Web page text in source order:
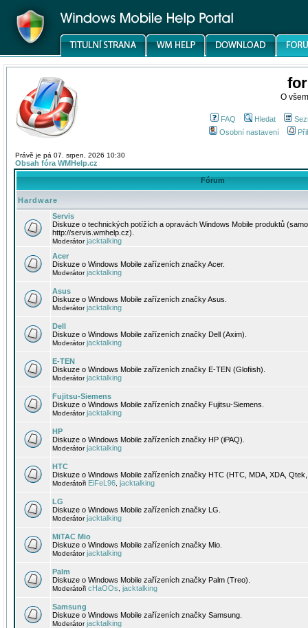
O
FAQ Hledat
Osobní nastavení
Právě je pá 07. srpen, 2026 10:30
Obsah fóra WMHelp.cz
Fórum
Hardware
Servis
Diskuze o technických potížích a opravách Windows Mobile produktů
http://servis.wmhelp.cz).
Moderátorjacktalking
Acer
Diskuze o Windows Mobile zařízeních značky Acer.
Moderátorjacktalking
Asus
Diskuze o Windows Mobile zařízeních značky Asus.
Moderátorjacktalking
Dell
Diskuze o Windows Mobile zařízeních značky Dell (Axim).
Moderátorjacktalking
E-TEN
Diskuze o Windows Mobile zařízeních značky E-TEN (Glofiish).
Moderátorjacktalking
Fujitsu-Siemens
Diskuze o Windows Mobile zařízeních značky Fujitsu-Siemens.
Moderátorjacktalking
HP
Diskuze o Windows Mobile zařízeních značky HP (iPAQ).
Moderátorjacktalking
HTC
Diskuze o Windows Mobile zařízeních značky HTC (HTC, MDA, XDA,
Moderátoři EiFeL96 jacktalking
LG
Diskuze o Windows Mobile zařízeních značky LG.
Moderátorjacktalking
MiTAC Mio
Diskuze o Windows Mobile zařízeních značky Mio.
Moderátorjacktalking
Palm
Diskuze o Windows Mobile zařízeních značky Palm (Treo).
Moderátoři cHaOOs jacktalking
Samsung
Diskuze o Windows Mobile zařízeních značky Samsung.
Moderátorjacktalking